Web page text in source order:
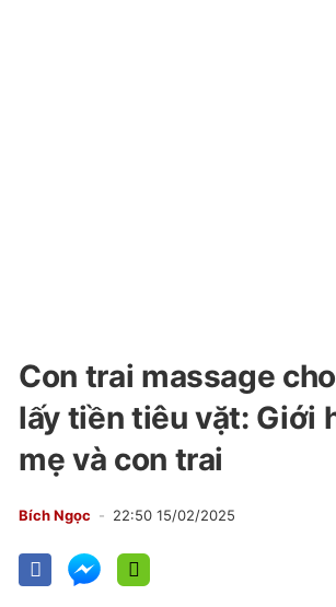
Con trai massage
lấy tiền tiêu vặt: Giới
mẹ và con trai
Bích Ngọc 22:50 15/02/2025